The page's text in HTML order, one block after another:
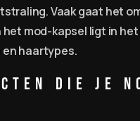
Vaak gaat het
mod-kapsel ligt in
haartypes.
die je